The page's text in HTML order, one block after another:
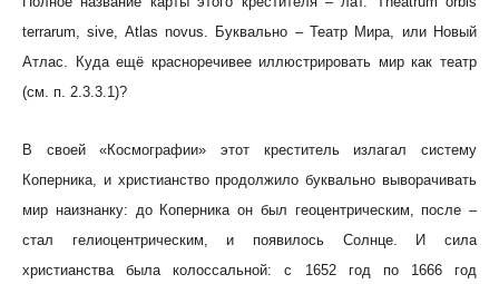
terrarum, sive, Atlas novus. Буквально – Театр Мира, или Новый
Атлас. Куда ещё красноречивее иллюстрировать мир как театр
(см. п. 2.3.3.1)?
В своей «Космографии» этот креститель излагал систему
Коперника, и христианство продолжило буквально выворачивать
мир наизнанку: до Коперника он был геоцентрическим, после –
стал гелиоцентрическим, и появилось Солнце. И сила
христианства была колоссальной: с 1652 год по 1666 год